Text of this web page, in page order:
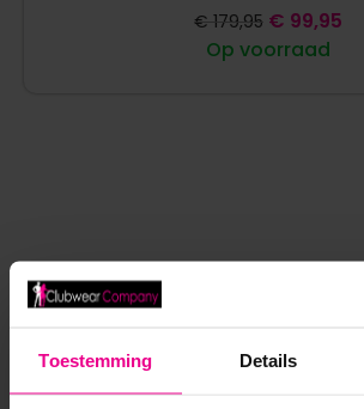
Toestemming Details
Op voorraad
€ 179,95 € 99,95
ANDERE MENSEN